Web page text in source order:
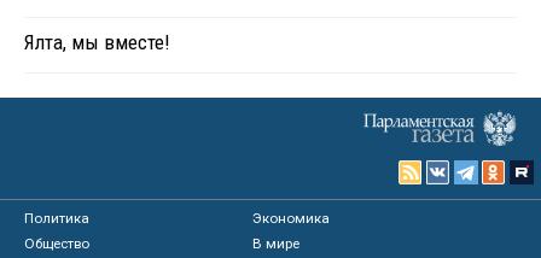
Ялта, мы вместе!
Политика
Экономика
Общество
В мире